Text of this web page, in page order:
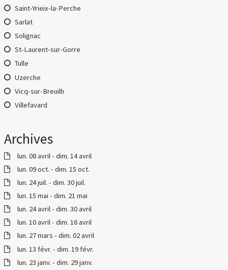
Saint-Yrieix-la-Perche
Sarlat
Solignac
St-Laurent-sur-Gorre
Tulle
Uzerche
Vicq-sur-Breuilh
Villefavard
Archives
lun. 08 avril - dim. 14 avril
lun. 09 oct. - dim. 15 oct.
lun. 24 juil. - dim. 30 juil.
lun. 15 mai - dim. 21 mai
lun. 24 avril - dim. 30 avril
lun. 10 avril - dim. 16 avril
lun. 27 mars - dim. 02 avril
lun. 13 févr. - dim. 19 févr.
lun. 23 janv. - dim. 29 janv.